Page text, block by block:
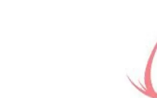
ミントラッシュ 札幌店 狸小
ミントラッシュ 郡山駅前店
ミントラッシュ 立川店 立川
歩合制度を設けており、売
スタッフ平均月収は40万円
また入店6ヶ月は、正社員